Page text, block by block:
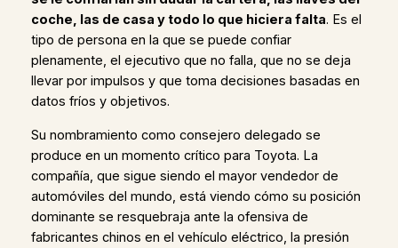
coche, las de casa y todo lo que hiciera falta. Es el
tipo de persona en la que se puede confiar
plenamente, el ejecutivo que no falla, que no se deja
llevar por impulsos y que toma decisiones basadas en
datos fríos y objetivos.
Su nombramiento como consejero delegado se
produce en un momento crítico para Toyota. La
compañía, que sigue siendo el mayor vendedor de
automóviles del mundo, está viendo cómo su posición
dominante se resquebraja ante la ofensiva de
fabricantes chinos en el vehículo eléctrico, la presión